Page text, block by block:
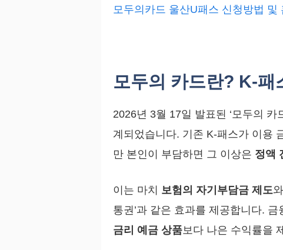
모두의카드 울산U패스 신청방법 및
모두의 카드란? K-패
2026년 3월 17일 발표된 ‘모두의 카
계되었습니다. 기존 K-패스가 이용
만 본인이 부담하면 그 이상은 정액
이는 마치 보험의 자기부담금 제도
통권’과 같은 효과를 제공합니다.
금리 예금 상품보다 나은 수익률을